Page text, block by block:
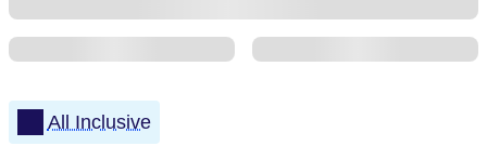
All Inclusive